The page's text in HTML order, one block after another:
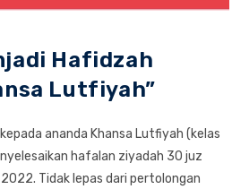
Hafidzah
Lutfiyah”
ananda Khansa Lutfiyah (kelas
hafalan ziyadah 30 juz
Tidak lepas dari pertolongan